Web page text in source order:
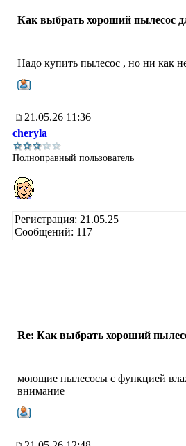
Как выбрать хороший пылесос
Надо купить пылесос , но ни как
21.05.26 11:36
cheryla
Полноправный пользователь
Регистрация: 21.05.25
Сообщений: 117
Re: Как выбрать хороший
моющие пылесосы с функцией
внимание